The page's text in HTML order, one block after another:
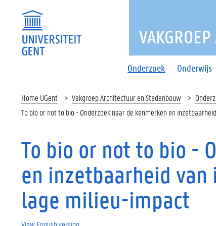
Onderzoek Onderwijs
Home UGent Vakgroep Architectuur en Stedenbouw
To bio or not to bio - Onderzoek naar de kenmerken en
To bio or not to bio -
en inzetbaarheid
lage milieu-impact